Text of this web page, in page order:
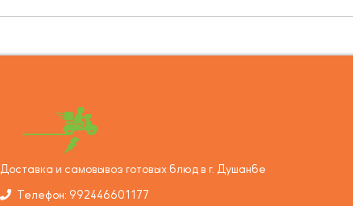
Доставка и самовывоз готовых блюд в г. Душанбе
Телефон: 992446601177